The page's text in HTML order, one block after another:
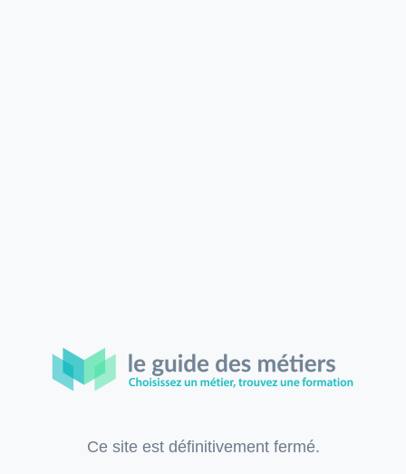
Ce site est définitivement fermé.